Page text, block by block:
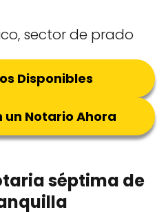
sector de prado
Disponibles
Notario Ahora
séptima de